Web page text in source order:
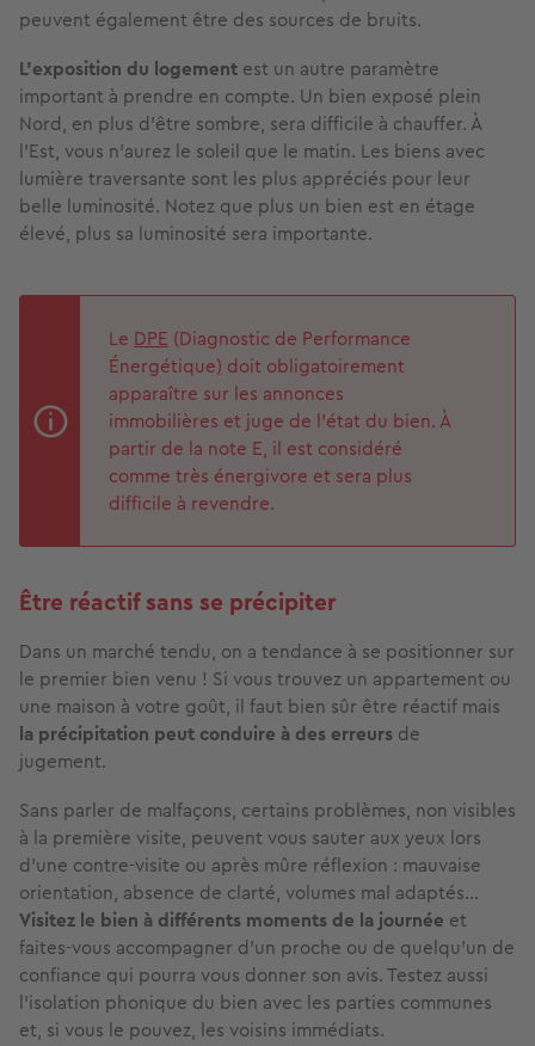
peuvent également être des sources de bruits.
L’exposition du logement est un autre paramètre
important à prendre en compte. Un bien exposé plein
Nord, en plus d’être sombre, sera difficile à chauffer. À
l’Est, vous n’aurez le soleil que le matin. Les biens avec
lumière traversante sont les plus appréciés pour leur
belle luminosité. Notez que plus un bien est en étage
élevé, plus sa luminosité sera importante.
Le DPE (Diagnostic de Performance
Énergétique) doit obligatoirement
apparaître sur les annonces
immobilières et juge de l’état du bien. À
partir de la note E, il est considéré
comme très énergivore et sera plus
difficile à revendre.
Être réactif sans se précipiter
Dans un marché tendu, on a tendance à se positionner sur
le premier bien venu ! Si vous trouvez un appartement ou
une maison à votre goût, il faut bien sûr être réactif mais
la précipitation peut conduire à des erreurs de
jugement.
Sans parler de malfaçons, certains problèmes, non visibles
à la première visite, peuvent vous sauter aux yeux lors
d’une contre-visite ou après mûre réflexion : mauvaise
orientation, absence de clarté, volumes mal adaptés…
Visitez le bien à différents moments de la journée et
faites-vous accompagner d’un proche ou de quelqu’un de
confiance qui pourra vous donner son avis. Testez aussi
l'isolation phonique du bien avec les parties communes
et, si vous le pouvez, les voisins immédiats.